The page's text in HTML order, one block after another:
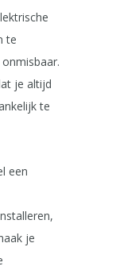
te
je altijd
te
een
je